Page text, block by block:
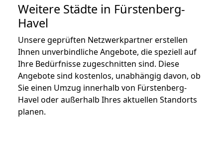
Weitere Städte in Fürstenberg-
Havel
Unsere geprüften Netzwerkpartner erstellen
Ihnen unverbindliche Angebote, die speziell auf
Ihre Bedürfnisse zugeschnitten sind. Diese
Angebote sind kostenlos, unabhängig davon, ob
Sie einen Umzug innerhalb von Fürstenberg-
Havel oder außerhalb Ihres aktuellen Standorts
planen.